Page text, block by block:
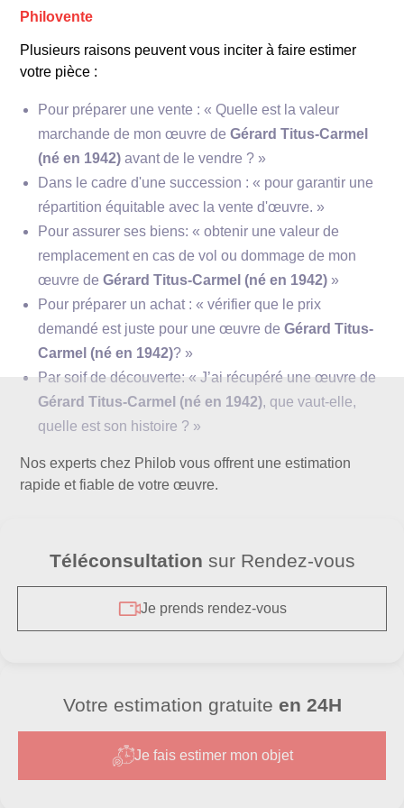
Pierre
Soulages
Zao Wou-Ki
Philovente
Plusieurs raisons peuvent vous inciter à faire estimer
votre pièce :
Pour préparer une vente : « Quelle est la valeur
marchande de mon œuvre deGérard Titus-Carmel
(né en 1942) avant de le vendre ? »
Dans le cadre d'une succession : « pour garantir une
répartition équitable avec la vente d'œuvre. »
Pour assurer ses biens: « obtenir une valeur de
remplacement en cas de vol ou dommage de mon
œuvre deGérard Titus-Carmel (né en 1942) »
Pour préparer un achat : « vérifier que le prix
demandé est juste pour une œuvre deGérard Titus-
Carmel (né en 1942)? »
Par soif de découverte: « J’ai récupéré une œuvre de
Gérard Titus-Carmel (né en 1942), que vaut-elle,
quelle est son histoire ? »
Nos experts chez Philob vous offrent une estimation
rapide et fiable de votre œuvre.
Téléconsultation sur Rendez-vous
Je prends rendez-vous
Votre estimation gratuite en 24H
Je fais estimer mon objet